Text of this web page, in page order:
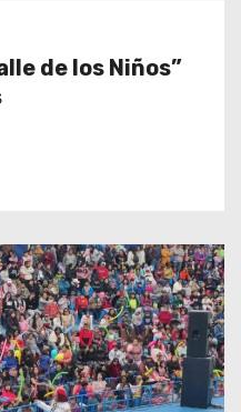
de los Niños”